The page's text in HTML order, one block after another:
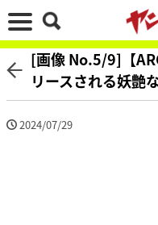
[画像 No.5/9]【
リースされる妖艶
2024/07/29